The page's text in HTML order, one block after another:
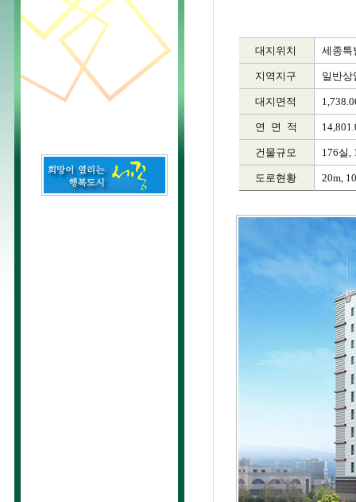
대지위치 세종특
지역지구 일반상
대지면적
연 면 적
건물규모 176실,
도로현황 20m,